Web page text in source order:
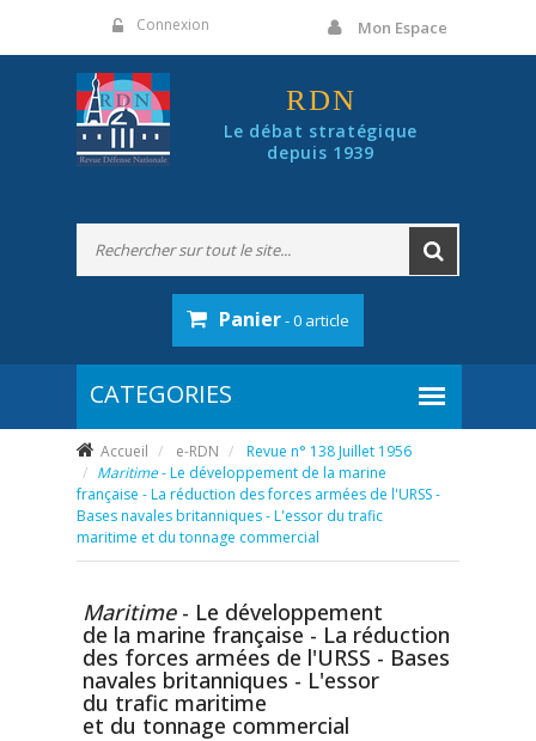
Connexion Mon Espace
RDN
Le débat stratégique
depuis 1939
Panier- 0 article
Accueil e-RDN
Revue n° 138 Juillet 1956
Maritime- Le développement de la marine
française - La réduction des forces armées de l'URSS -
Bases navales britanniques - L'essor du trafic
maritime et du tonnage commercial
Maritime - Le développement
de la marine française - La réduction
des forces armées de l'URSS - Bases
navales britanniques - L'essor
du trafic maritime
et du tonnage commercial